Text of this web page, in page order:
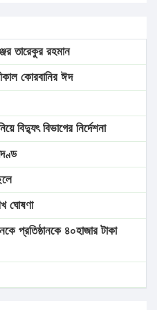
তারেকুর রহমান
কোরবানির ঈদ
বিদ্যুৎ বিভাগের নির্দেশনা
ঘোষণা
প্রতিষ্ঠানকে ৪০হাজার টাকা